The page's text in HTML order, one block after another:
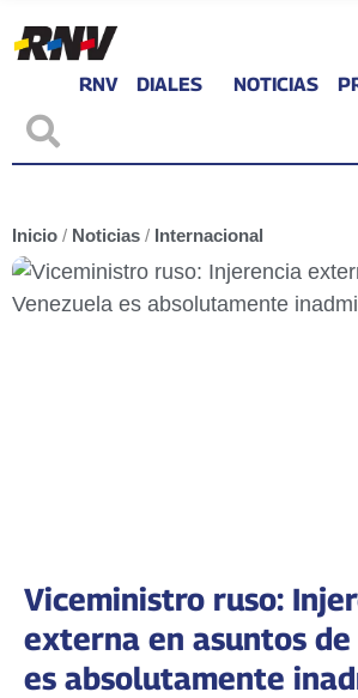
RNV DIALES NOTICIAS
Inicio / Noticias / Internacional
Viceministro ruso:
externa en asuntos de
es absolutamente